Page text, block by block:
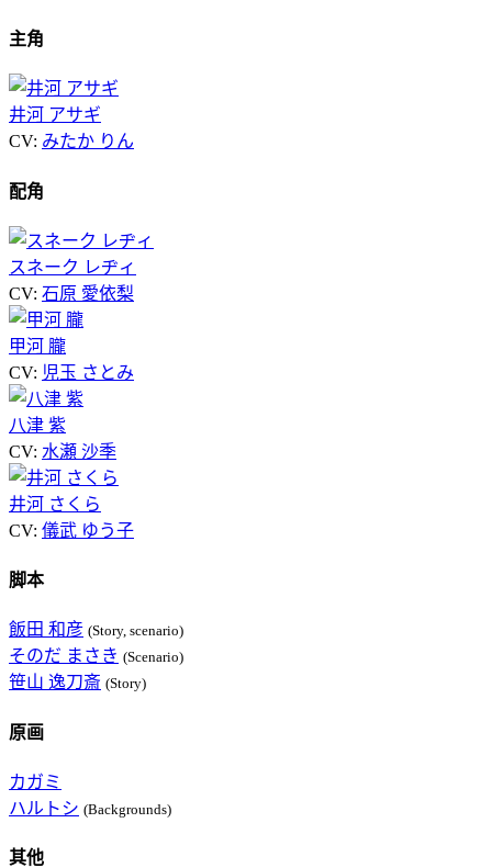
主角
井河 アサギ
CV: みたか りん
配角
スネーク レヂィ
CV: 石原 愛依梨
甲河 朧
CV: 児玉 さとみ
八津 紫
CV: 水瀬 沙季
井河 さくら
CV: 儀武 ゆう子
脚本
飯田 和彦 (Story, scenario)
そのだ まさき (Scenario)
笹山 逸刀斎 (Story)
原画
カガミ
ハルトシ (Backgrounds)
其他